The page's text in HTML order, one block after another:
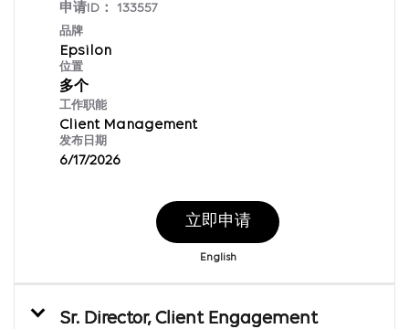
申请ID： 133557
品牌
Epsilon
位置
多个
工作职能
Client Management
发布日期
6/17/2026
立即申请
English
Sr. Director, Client Engagement